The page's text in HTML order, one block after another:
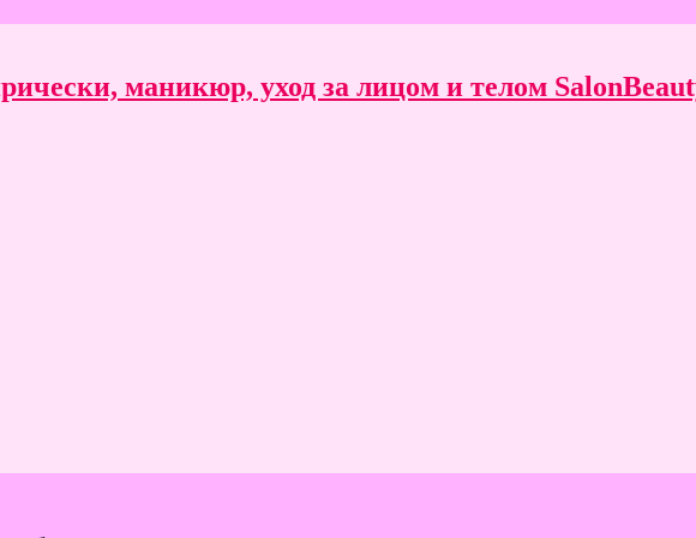
маникюр, уход за лицом и телом